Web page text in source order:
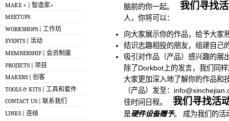
MAKE + | 智造家+
MEETUPS
WORKSHOPS | 工作坊
EVENTS | 活动
MEMBERSHIP | 会员制度
PROJECTS | 项目
MAKERS | 创客
TOOLS & KITS | 工具和套件
CONTACT US | 联系我们
LINKS | 连结
脑前的你一起。 我们寻找
人，你将可以：
向大家展示你的作品，给予大家
结识志趣相投的朋友，组建自己
吸引对作品（产品）感兴趣的展
除了Dorkbot上的发言，我们同
大家更加深入地了解你的作品和
（产品）发至：
佳时间日程。 我们寻找活
是硬件设备赠予。 成为我们的活